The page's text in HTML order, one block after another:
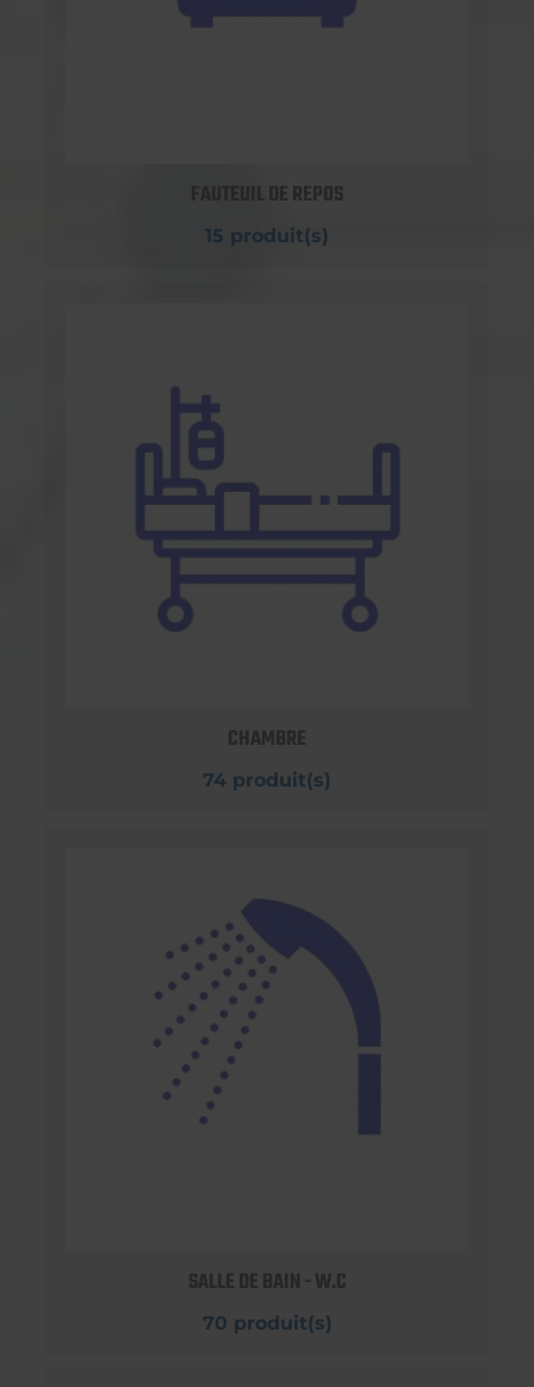
FAUTEUIL DE REPOS
15 produit(s)
CHAMBRE
74 produit(s)
SALLE DE BAIN - W.C
70 produit(s)